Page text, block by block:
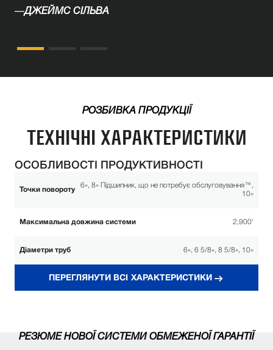
—ДЖЕЙМС СІЛЬВА
РОЗБИВКА ПРОДУКЦІЇ
ТЕХНІЧНІ ХАРАКТЕРИСТИКИ
ОСОБЛИВОСТІ ПРОДУКТИВНОСТІ
Точки повороту
6», 8» Підшипник, що не потребує обслуговування™,
10»
Максимальна довжина системи 2,900'
Діаметри труб 6», 6 5/8», 8 5/8», 10»
ПЕРЕГЛЯНУТИ ВСІ ХАРАКТЕРИСТИКИ
РЕЗЮМЕ НОВОЇ СИСТЕМИ ОБМЕЖЕНОЇ ГАРАНТІЇ